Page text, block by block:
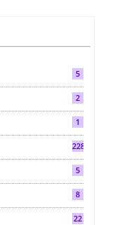
5
2
1
2286
5
8
22